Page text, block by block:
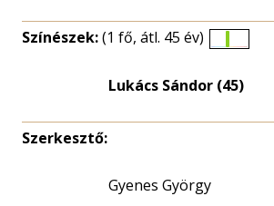
Színészek:(1 fő, átl. 45 év)
eloszlás
Lukács Sándor (45)
Szerkesztő:
Gyenes György